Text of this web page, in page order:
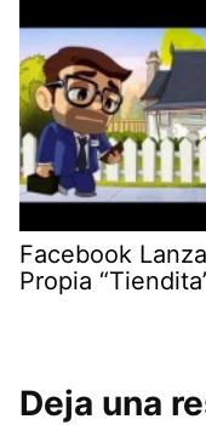
Facebook
Propia
Deja una